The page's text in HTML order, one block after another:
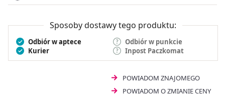
Sposoby dostawy tego produktu:
Odbiór w aptece
Odbiór w punkcie
Kurier
Inpost Paczkomat
POWIADOM ZNAJOMEGO
POWIADOM O ZMIANIE CENY